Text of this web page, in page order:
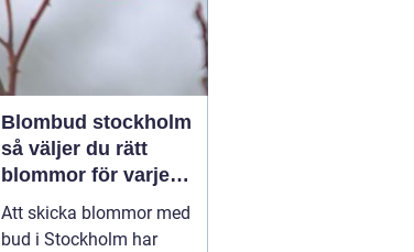
Blombud stockholm
så väljer du rätt
blommor för varje
tillfälle
Att skicka blommor med
bud i Stockholm har